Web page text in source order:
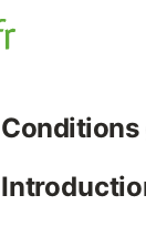
Conditions